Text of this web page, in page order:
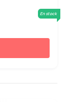
En stock